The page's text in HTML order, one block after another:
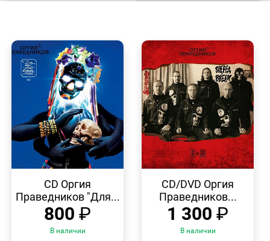
ПРОСМОТР
CD Оргия
Праведников "Для...
800 ₽
В наличии
ПРОСМОТР
CD/DVD Оргия
Праведников...
1 300 ₽
В наличии